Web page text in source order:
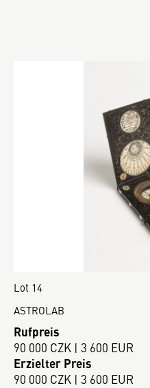
Lot 14
ASTROLAB
Rufpreis
90 000 CZK | 3 600 EUR
Erzielter Preis
90 000 CZK | 3 600 EUR